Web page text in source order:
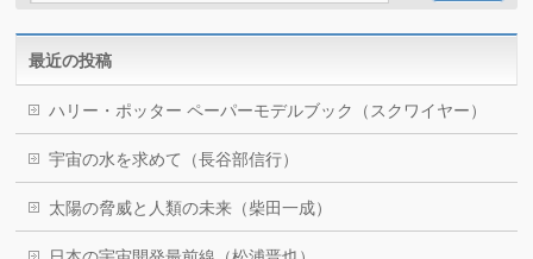
最近の投稿
ハリー・ポッター ペーパーモデルブック（スクワイヤー）
宇宙の水を求めて（長谷部信行）
太陽の脅威と人類の未来（柴田一成）